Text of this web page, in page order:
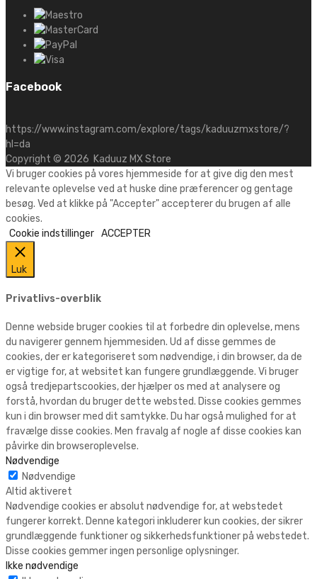
Facebook
https://www.instagram.com/explore/tags/kaduuzmxstore/?
hl=da
Copyright © 2026 Kaduuz MX Store
Vi bruger cookies på vores hjemmeside for at give dig den mest
relevante oplevelse ved at huske dine præferencer og gentage
besøg. Ved at klikke på "Accepter" accepterer du brugen af alle
cookies.
Cookie indstillinger ACCEPTER
Luk
Privatlivs-overblik
Denne webside bruger cookies til at forbedre din oplevelse, mens
du navigerer gennem hjemmesiden. Ud af disse gemmes de
cookies, der er kategoriseret som nødvendige, i din browser, da de
er vigtige for, at websitet kan fungere grundlæggende. Vi bruger
også tredjepartscookies, der hjælper os med at analysere og
forstå, hvordan du bruger dette websted. Disse cookies gemmes
kun i din browser med dit samtykke. Du har også mulighed for at
fravælge disse cookies. Men fravalg af nogle af disse cookies kan
påvirke din browseroplevelse.
Nødvendige
Nødvendige
Altid aktiveret
Nødvendige cookies er absolut nødvendige for, at webstedet
fungerer korrekt. Denne kategori inkluderer kun cookies, der sikrer
grundlæggende funktioner og sikkerhedsfunktioner på webstedet.
Disse cookies gemmer ingen personlige oplysninger.
Ikke nødvendige